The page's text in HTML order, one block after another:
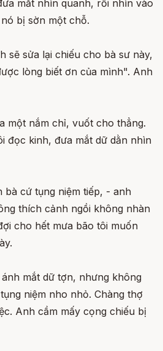
mắt nhìn quanh, rồi nhìn vào
bị sờn một chỗ.
sẽ sửa lại chiếu cho bà sư này,
lòng biết ơn của mình". Anh
một nắm chỉ, vuốt cho thẳng.
đọc kinh, đưa mắt dữ dằn nhìn
bà cứ tụng niệm tiếp, - anh
thích cảnh ngồi không nhàn
cho hết mưa bão tôi muốn
mắt dữ tợn, nhưng không
niệm nho nhỏ. Chàng thợ
Anh cầm mấy cọng chiếu bị